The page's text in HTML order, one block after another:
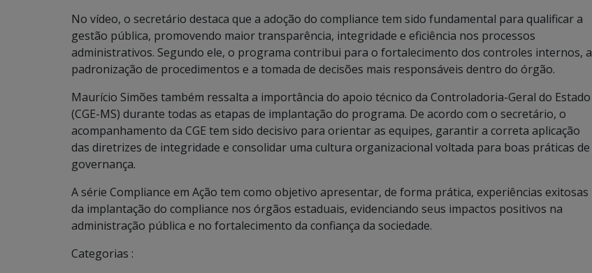
No vídeo, o secretário destaca que a adoção do compliance tem sido fundamental para qualificar a
gestão pública, promovendo maior transparência, integridade e eficiência nos processos
administrativos. Segundo ele, o programa contribui para o fortalecimento dos controles internos, a
padronização de procedimentos e a tomada de decisões mais responsáveis dentro do órgão.
Maurício Simões também ressalta a importância do apoio técnico da Controladoria-Geral do Estado
(CGE-MS) durante todas as etapas de implantação do programa. De acordo com o secretário, o
acompanhamento da CGE tem sido decisivo para orientar as equipes, garantir a correta aplicação
das diretrizes de integridade e consolidar uma cultura organizacional voltada para boas práticas de
governança.
A série Compliance em Ação tem como objetivo apresentar, de forma prática, experiências exitosas
da implantação do compliance nos órgãos estaduais, evidenciando seus impactos positivos na
administração pública e no fortalecimento da confiança da sociedade.
Categorias :